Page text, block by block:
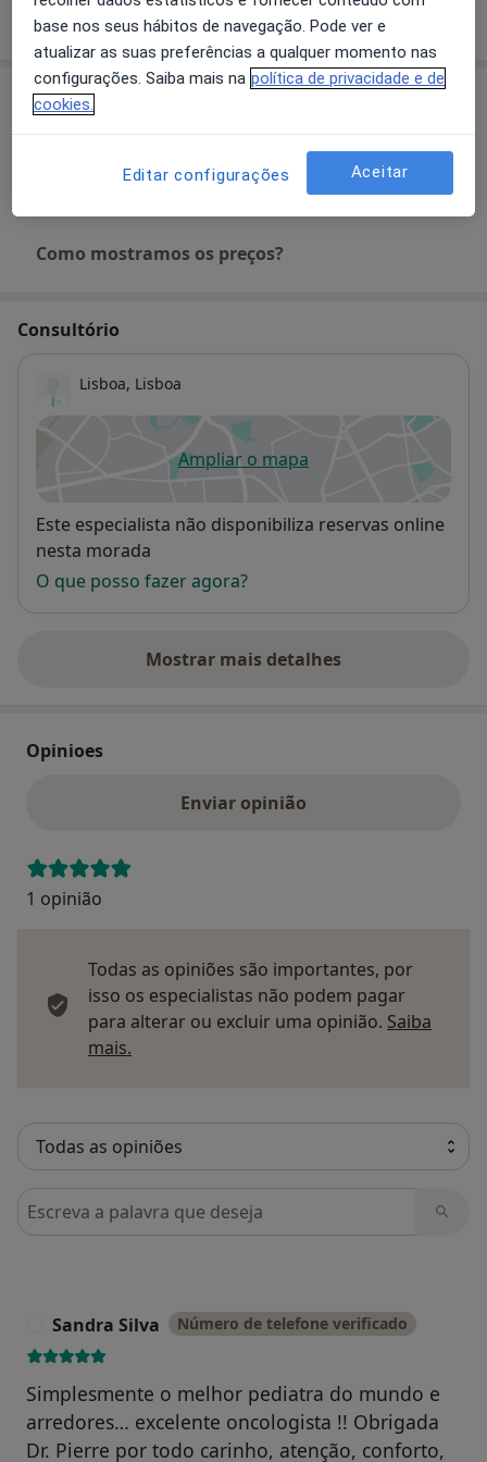
Mostrar mais detalhes
sobre a experiência
Serviços e preços
Detalhes
Como mostramos os preços?
Consultório
Lisboa, Lisboa
Ampliar o mapaabre num novo separador
Disponibilidade
Este especialista não disponibiliza reservas online
nesta morada
O que posso fazer agora?
Mostrar mais detalhes
sobre o endereço
Opinioes
Enviar opinião
1 opinião
Todas as opiniões são importantes, por
isso os especialistas não podem pagar
para alterar ou excluir uma opinião. Saiba
mais.
Pesquisar em opiniões
Sandra Silva Número de telefone verificado
Simplesmente o melhor pediatra do mundo e
arredores… excelente oncologista !! Obrigada
Dr. Pierre por todo carinho, atenção, conforto,
base nos seus hábitos de navegação. Pode ver e
atualizar as suas preferências a qualquer momento nas
configurações. Saiba mais na política de privacidade e de
cookies.
Editar configurações Aceitar